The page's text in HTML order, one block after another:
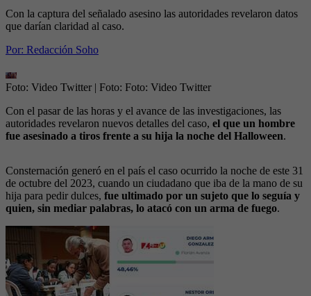
Con la captura del señalado asesino las autoridades revelaron datos
que darían claridad al caso.
Por: Redacción Soho
Foto: Video Twitter | Foto: Foto: Video Twitter
Con el pasar de las horas y el avance de las investigaciones, las
autoridades revelaron nuevos detalles del caso, el que un hombre
fue asesinado a tiros frente a su hija la noche del Halloween.
Consternación generó en el país el caso ocurrido la noche de este 31
de octubre del 2023, cuando un ciudadano que iba de la mano de su
hija para pedir dulces, fue ultimado por un sujeto que lo seguía y
quien, sin mediar palabras, lo atacó con un arma de fuego.